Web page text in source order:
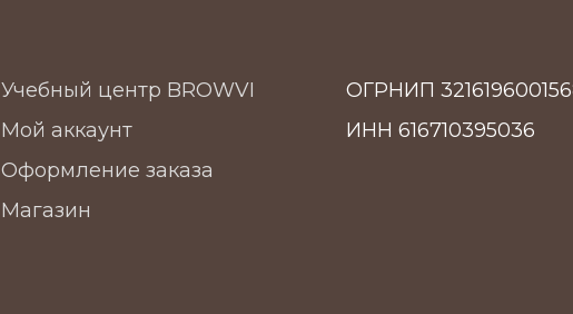
Учебный центр BROWVI
Мой аккаунт
Оформление заказа
Магазин
ОГРНИП
ИНН 616710395036